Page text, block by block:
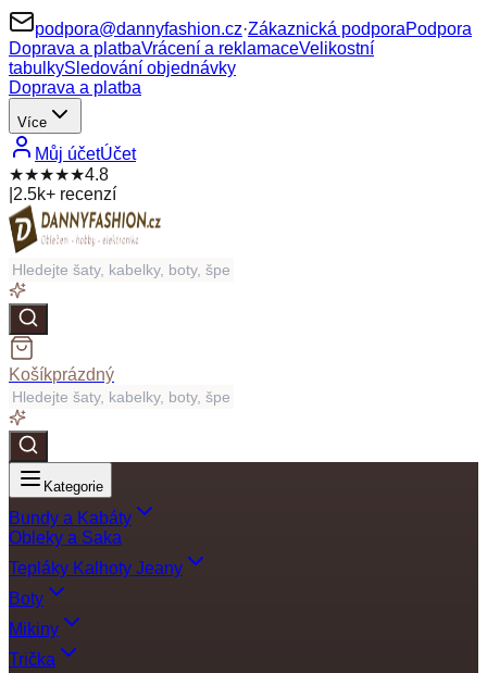
podpora@dannyfashion.cz·Zákaznická podporaPodpora
Doprava a platbaVrácení a reklamaceVelikostní
tabulkySledování objednávky
Doprava a platba
Více
Můj účetÚčet
★★★★★4.8
2.5k+ recenzí
Košíkprázdný
Kategorie
Bundy a Kabáty
Obleky a Saka
Tepláky Kalhoty Jeany
Boty
Mikiny
Trička